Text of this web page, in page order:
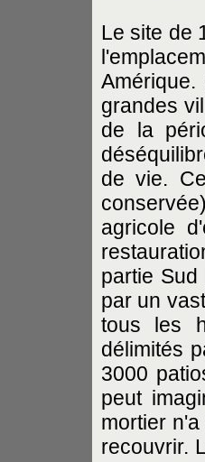
Le site de
grandes
de la
de vie.
agricole
partie
par un
tous les
délimités
3000
peut
mortier
recouvrir.